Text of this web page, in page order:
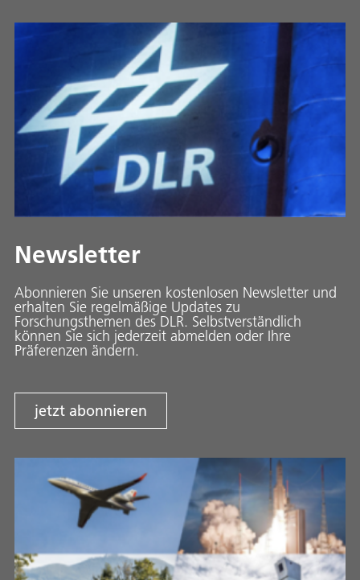
Newsletter
Abonnieren Sie unseren kostenlosen Newsletter und
erhalten Sie regelmäßige Updates zu
Forschungsthemen des DLR. Selbstverständlich
können Sie sich jederzeit abmelden oder Ihre
Präferenzen ändern.
jetzt abonnieren